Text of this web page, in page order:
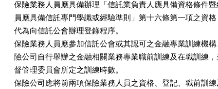
保險業務人員應具備辦理「信託業負責人應具備資格條件
員應具備信託專門學識或經驗準則」第十六條第一項之資
代為向信託公會辦理登錄程序。
保險業務人員應參加信託公會或其認可之金融專業訓練機
險公司自行舉辦之金融相關業務專業職前訓練及在職訓練
督管理委員會所定之訓練時數。
保險公司應將前兩項保險業務人員之資格、登記、職前訓